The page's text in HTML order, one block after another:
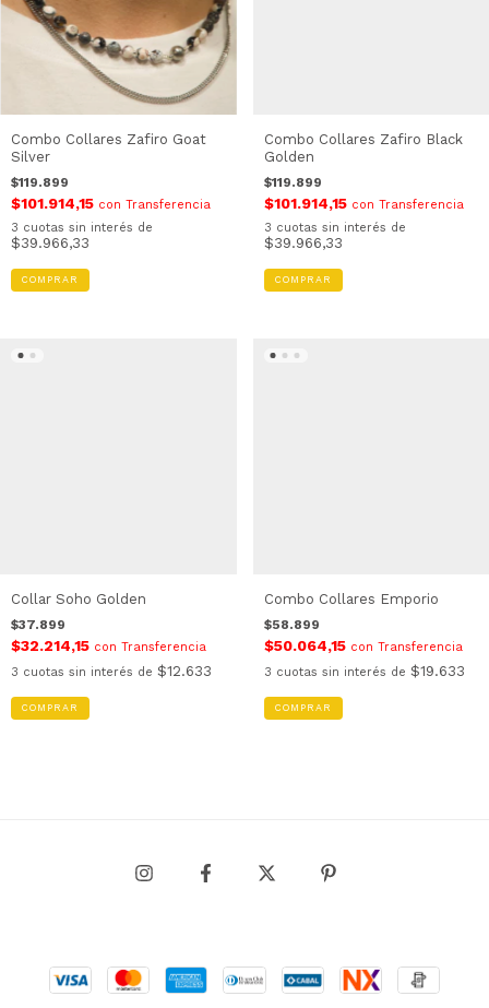
Combo Collares Zafiro Goat
Silver
$119.899
$101.914,15 con Transferencia
3 cuotas sin interés de
$39.966,33
Combo Collares Zafiro Black
Golden
$119.899
$101.914,15 con Transferencia
3 cuotas sin interés de
$39.966,33
Collar Soho Golden
$37.899
$32.214,15 con Transferencia
3 cuotas sin interés de $12.633
Combo Collares Emporio
$58.899
$50.064,15 con Transferencia
3 cuotas sin interés de $19.633